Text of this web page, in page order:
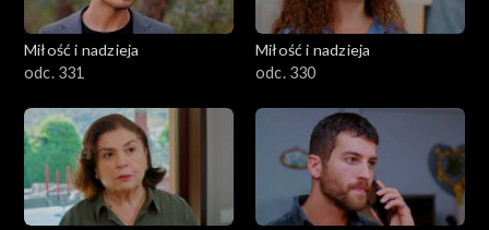
Miłość i nadzieja
odc. 331
Miłość i nadzieja
odc. 330